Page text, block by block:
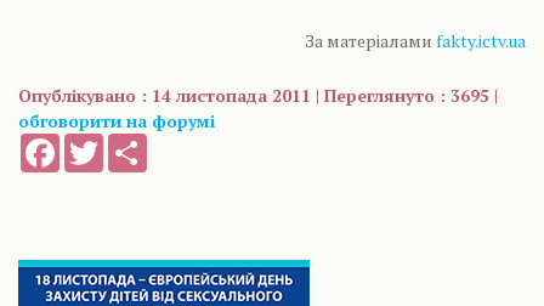
За матеріалами fakty.ictv.ua
Опублікувано : 14 листопада 2011 | Переглянуто : 3695 |
обговорити на форумі
FacebookTwitter